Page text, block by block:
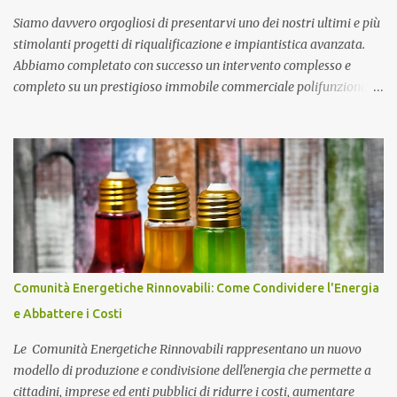
spettacolare sit...
Siamo davvero orgogliosi di presentarvi uno dei nostri ultimi e più
stimolanti progetti di riqualificazione e impiantistica avanzata.
Abbiamo completato con successo un intervento complesso e
completo su un prestigioso immobile commerciale polifunzionale,
a 200 persone in totale sicurezza e comfort. Impianto Fotovoltaico
da 36 kWp Grid-Connected Per completare l'efficentamento
energetico e ridurre drasticamente i costi di gestione dell'immobile,
abbiamo inoltre installato un potente impianto fotovoltaico da 36
kWp in configurazione grid-connected senza accumulo. Il sistema
si compone di 80 moduli fotovoltaici di ultima generazione ad alta
efficienza e di inverter trifase di primaria marca, collegati alle
protezioni di stringa e ai quadri elettrici dedicati. Un intervento
strategico che consente al locale commerciale di autoprodurre ...
Comunità Energetiche Rinnovabili: Come Condividere l'Energia
e Abbattere i Costi
Le Comunità Energetiche Rinnovabili rappresentano un nuovo
modello di produzione e condivisione dell'energia che permette a
cittadini, imprese ed enti pubblici di ridurre i costi, aumentare